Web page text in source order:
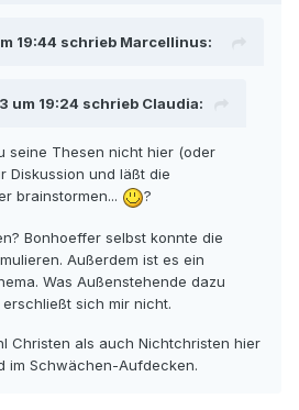
19:44 schrieb Marcellinus:
um 19:24 schrieb Claudia:
seine Thesen nicht hier (oder
Diskussion und läßt die
brainstormen...
?
Bonhoeffer selbst konnte die
Außerdem ist es ein
Was Außenstehende dazu
sich mir nicht.
Christen als auch Nichtchristen hier
im Schwächen-Aufdecken.